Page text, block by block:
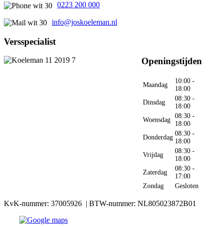
0223 200 000
info@joskoeleman.nl
Versspecialist
Openingstijden
Maandag
10:00 -
18:00
Dinsdag
08:30 -
18:00
Woensdag
08:30 -
18:00
Donderdag
08:30 -
18:00
Vrijdag
08:30 -
18:00
Zaterdag
08:30 -
17:00
Zondag
Gesloten
KvK-nummer: 37005926 | BTW-nummer: NL805023872B01